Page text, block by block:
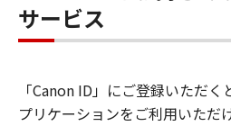
サービス
「Canon ID」にご登録いただ
プリケーションをご利用いただ